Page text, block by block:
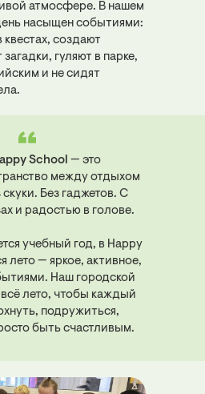
атмосфере. В нашем
насыщен событиями:
квестах, создают
гуляют в парке,
и не сидят
School — это
между отдыхом
Без гаджетов. С
и радостью в голове.
учебный год, в Happy
лето — яркое, активное,
Наш городской
лето, чтобы каждый
подружиться,
быть счастливым.